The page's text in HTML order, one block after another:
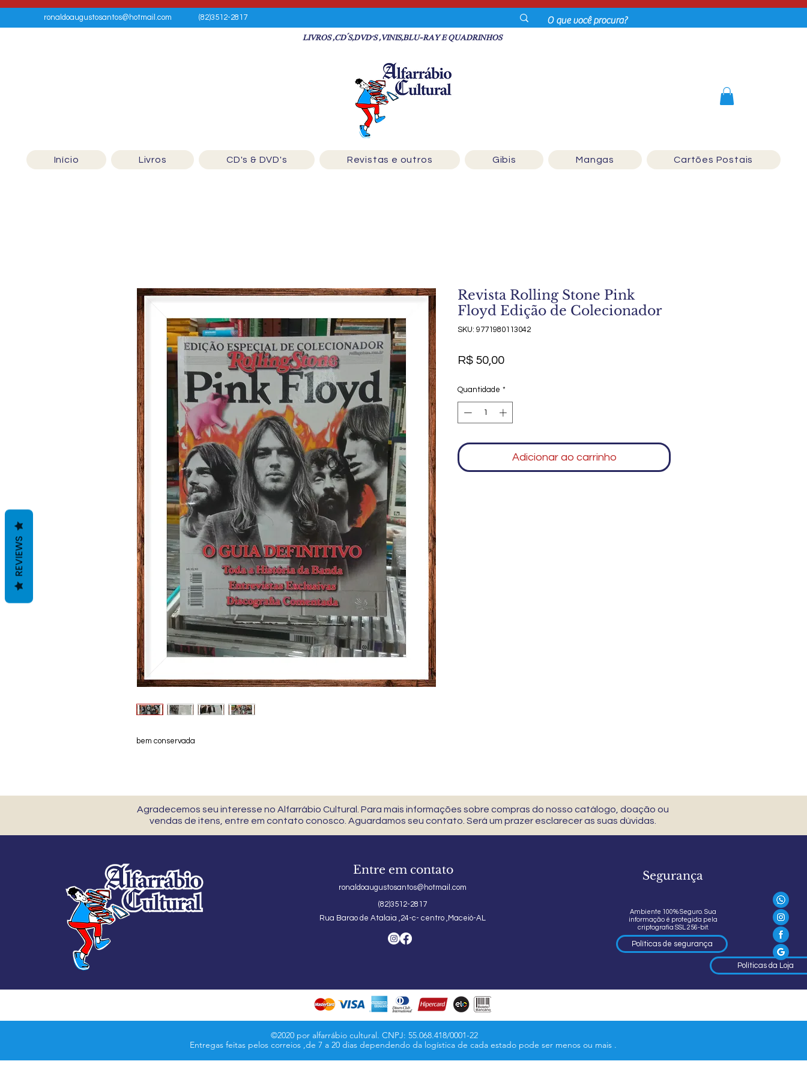
ronaldoaugustosantos@hotmail.com (82)3512-2817
LIVROS ,CD´S,DVD'S ,VINIS,BLU-RAY E QUADRINHOS
Início Livros CD's & DVD's Revistas e outros Gibis Mangas Cartões Postais
bem conservada
Revista Rolling Stone Pink
Floyd Edição de Colecionador
SKU: 9771980113042
R$ 50,00Preço
Quantidade *
Adicionar ao carrinho
Agradecemos seu interesse no Alfarrábio Cultural. Para mais informações sobre compras do nosso catálogo, doação ou
vendas de itens, entre em contato conosco. Aguardamos seu contato. Será um prazer esclarecer as suas dúvidas.
Entre em contato
ronaldoaugustosantos@hotmail.com
(82)3512-2817
Rua Barao de Atalaia ,24-c- centro ,Maceió-AL
Segurança
Ambiente 100% Seguro. Sua
informação é protegida pela
criptografia SSL 256-bit.
Políticas de segurança
Políticas da Loja
©2020 por alfarrábio cultural. CNPJ: 55.068.418/0001-22
Entregas feitas pelos correios ,de 7 a 20 dias dependendo da logística de cada estado pode ser menos ou mais .
REVIEWS